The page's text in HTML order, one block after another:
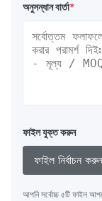
অনুসন্ধান বার্তা*
ফাইল যুক্ত করুন
ফাইল নির্বাচন করুন
আপনি সর্বোচ্চ ৫টি ফাইল